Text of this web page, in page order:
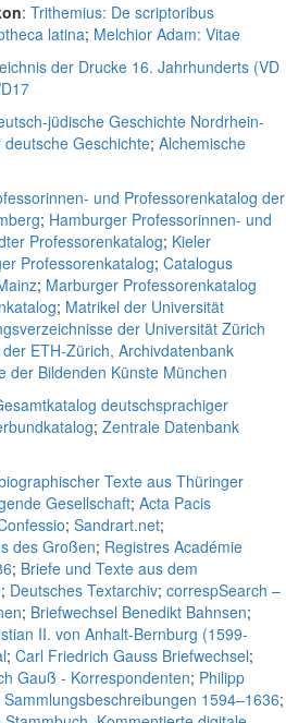
: Trithemius: De scriptoribus
latina; Melchior Adam: Vitae
der Drucke 16. Jahrhunderts (VD
jüdische Geschichte Nordrhein-
Geschichte; Alchemische
und Professorenkatalog der
; Hamburger Professorinnen- und
Professorenkatalog; Kieler
Professorenkatalog; Catalogus
; Marburger Professorenkatalog
; Matrikel der Universität
der Universität Zürich
ETH-Zürich, Archivdatenbank
der Bildenden Künste München
deutschsprachiger
; Zentrale Datenbank
Texte aus Thüringer
Gesellschaft; Acta Pacis
; Sandrart.net;
des Großen; Registres Académie
; Briefe und Texte aus dem
; Deutsches Textarchiv; correspSearch –
; Briefwechsel Benedikt Bahnsen;
II. von Anhalt-Bernburg (1599-
; Carl Friedrich Gauss Briefwechsel;
Gauß - Korrespondenten; Philipp
1594–1636;